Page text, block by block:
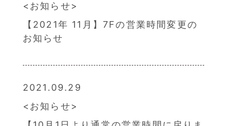
お知らせ
【2021年 11月】7Fの営業時間変更の
お知らせ
2021.09.29
お知らせ